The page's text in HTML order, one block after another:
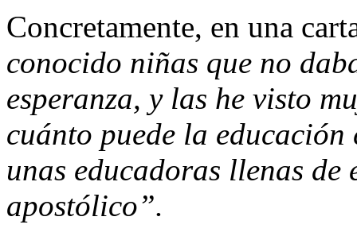
Concretamente, en una
conocido niñas que no
esperanza, y las he visto
cuánto puede la
unas educadoras llenas
apostólico”.